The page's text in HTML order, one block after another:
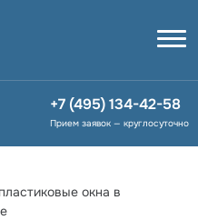
+7 (495) 134-42-58
Прием заявок — круглосуточно
окна в